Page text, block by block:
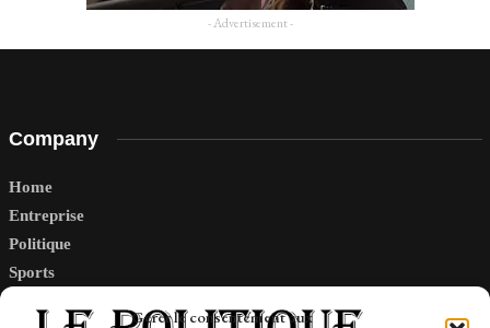
Gérer le consentement aux
- Advertisement -
Company
Home
Entreprise
Politique
Sports